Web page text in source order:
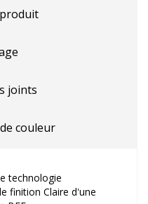
joints
couleur
technologie
finition Claire d'une